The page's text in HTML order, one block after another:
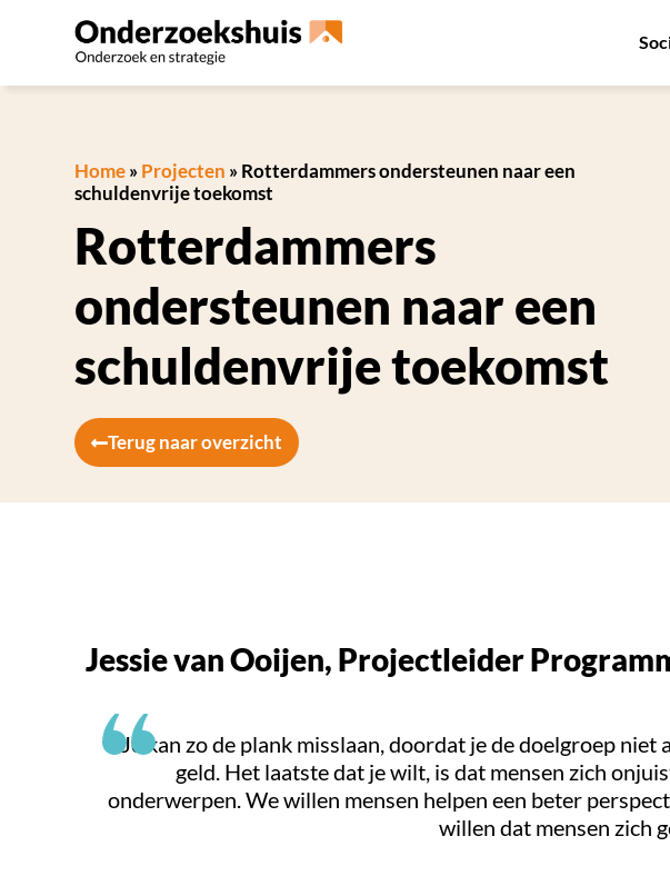
Home»Projecten »Rotterdammers ondersteunen naar een
schuldenvrije toekomst
Rotterdammers
ondersteunen naar een
schuldenvrije toekomst
Terug naar overzicht
Jessie van Ooijen, Projectleider
“Je kan zo de plank misslaan, doordat je de doelgroep
geld. Het laatste dat je wilt, is dat mensen zich
onderwerpen. We willen mensen helpen een beter
willen dat mensen zich